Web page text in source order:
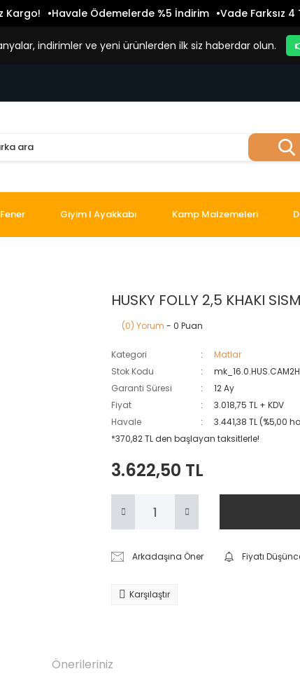
Kargo! Havale Ödemelerde %5 İndirim Vade Farksız 4
indirimler ve yeni ürünlerden ilk siz haberdar olun.
Giyim I Ayakkabı Kamp Malzemeleri
HUSKY FOLLY 2,5 KHAKI
(0) Yorum - 0 Puan
Kategori
Matlar
Stok Kodu
Garanti Süresi
12 Ay
Fiyat
3.018,75 TL + KDV
Havale
3.441,38 TL (%5,00
*370,82 TL den başlayan taksitlerle!
3.622,50 TL
Arkadaşına Öner Fiyatı
Karşılaştır
Önerileriniz